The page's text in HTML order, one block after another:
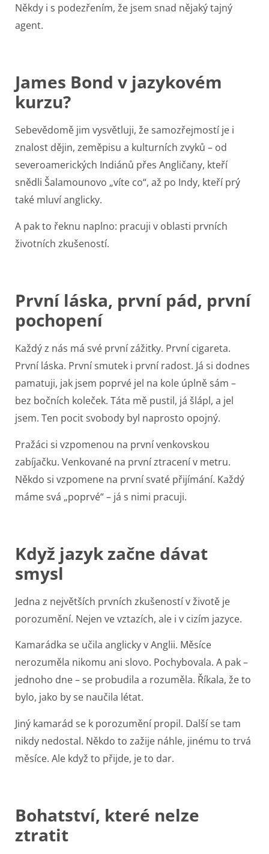
Někdy i s podezřením, že jsem snad nějaký tajný
agent.
James Bond v jazykovém
kurzu?
Sebevědomě jim vysvětluji, že samozřejmostí je i
znalost dějin, zeměpisu a kulturních zvyků – od
severoamerických Indiánů přes Angličany, kteří
snědli Šalamounovo „víte co“, až po Indy, kteří prý
také mluví anglicky.
A pak to řeknu naplno: pracuji v oblasti prvních
životních zkušeností.
První láska, první pád, první
pochopení
Každý z nás má své první zážitky. První cigareta.
První láska. První smutek i první radost. Já si dodnes
pamatuji, jak jsem poprvé jel na kole úplně sám –
bez bočních koleček. Táta mě pustil, já šlápl, a jel
jsem. Ten pocit svobody byl naprosto opojný.
Pražáci si vzpomenou na první venkovskou
zabíjačku. Venkované na první ztracení v metru.
Někdo si vzpomene na první svaté přijímání. Každý
máme svá „poprvé“ – já s nimi pracuji.
Když jazyk začne dávat
smysl
Jedna z největších prvních zkušeností v životě je
porozumění. Nejen ve vztazích, ale i v cizím jazyce.
Kamarádka se učila anglicky v Anglii. Měsíce
nerozuměla nikomu ani slovo. Pochybovala. A pak –
jednoho dne – se probudila a rozuměla. Říkala, že to
bylo, jako by se naučila létat.
Jiný kamarád se k porozumění propil. Další se tam
nikdy nedostal. Někdo to zažije náhle, jinému to trvá
měsíce. Ale když to přijde, je to dar.
Bohatství, které nelze
ztratit